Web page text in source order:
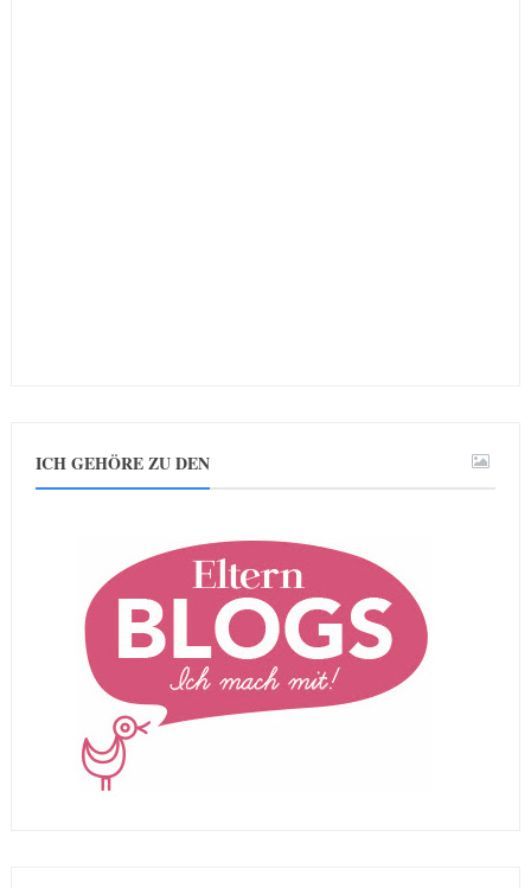
ICH GEHÖRE ZU DEN